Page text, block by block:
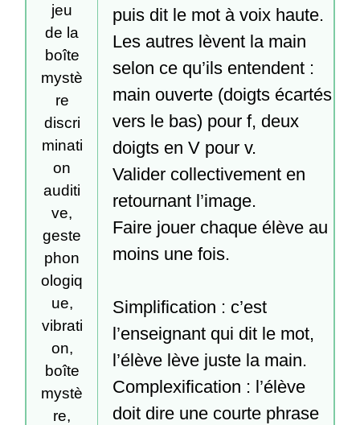
jeu
de la
boîte
mystè
re
discri
minati
on
auditi
ve,
geste
phon
ologiq
ue,
vibrati
on,
boîte
mystè
re,
puis dit le mot à voix haute.
Les autres lèvent la main
selon ce qu’ils entendent :
main ouverte (doigts écartés
vers le bas) pour f, deux
doigts en V pour v.
Valider collectivement en
retournant l’image.
Faire jouer chaque élève au
moins une fois.
Simplification : c’est
l’enseignant qui dit le mot,
l’élève lève juste la main.
Complexification : l’élève
doit dire une courte phrase